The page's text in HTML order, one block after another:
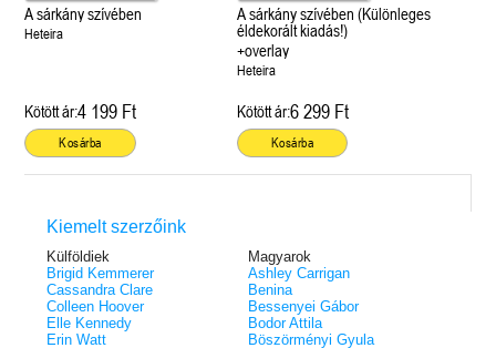
A sárkány szívében
Heteira
Kötött ár:4 199 Ft
Kosárba
A sárkány szívében (Különleges
éldekorált kiadás!)
+overlay
Heteira
Kötött ár:6 299 Ft
Kosárba
Kiemelt szerzőink
Külföldiek
Brigid Kemmerer
Cassandra Clare
Colleen Hoover
Elle Kennedy
Erin Watt
Magyarok
Ashley Carrigan
Benina
Bessenyei Gábor
Bodor Attila
Böszörményi Gyula